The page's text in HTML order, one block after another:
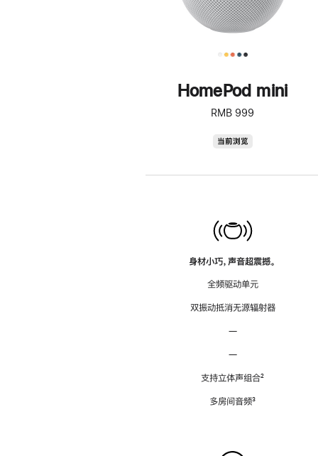
HomePod mini
RMB 999
当前浏览
身材小巧，声音超震撼。
全频驱动单元
双振动抵消无源辐射器
—
—
支持立体声组合脚
²
多房间音频脚
³